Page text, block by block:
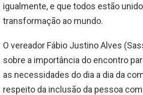
igualmente, e que todos estão
transformação ao mundo.
O vereador Fábio Justino Alves
sobre a importância do encontro
as necessidades do dia a dia da
respeito da inclusão da pessoa